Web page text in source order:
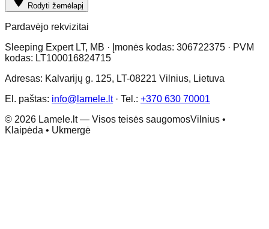
Rodyti žemėlapį
Pardavėjo rekvizitai
Sleeping Expert LT, MB · Įmonės kodas: 306722375 · PVM
kodas: LT100016824715
Adresas: Kalvarijų g. 125, LT-08221 Vilnius, Lietuva
El. paštas: info@lamele.lt· Tel.: +370 630 70001
© 2026 Lamele.lt — Visos teisės saugomosVilnius •
Klaipėda • Ukmergė